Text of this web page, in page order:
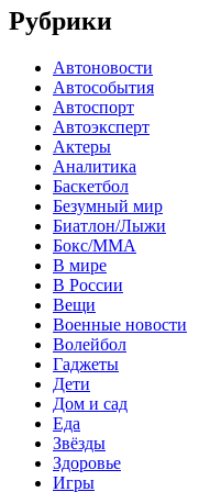
Рубрики
Автоновости
Автособытия
Автоспорт
Автоэксперт
Актеры
Аналитика
Баскетбол
Безумный мир
Биатлон/Лыжи
Бокс/MMA
В мире
В России
Вещи
Военные новости
Волейбол
Гаджеты
Дети
Дом и сад
Еда
Звёзды
Здоровье
Игры